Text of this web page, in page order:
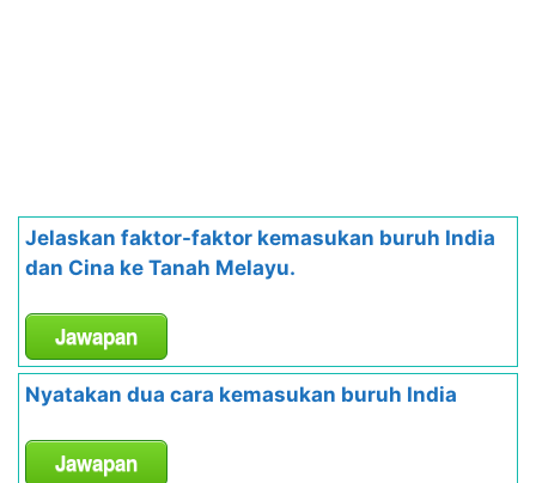
Jelaskan faktor-faktor kemasukan buruh India
dan Cina ke Tanah Melayu.
Jawapan
Nyatakan dua cara kemasukan buruh India
Jawapan